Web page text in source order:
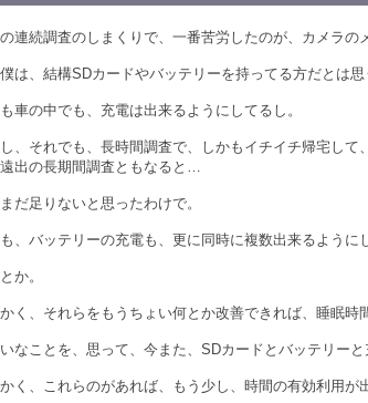
連続調査のしまくりで、一番苦労したのが、カメラの
は、結構SDカードやバッテリーを持ってる方だとは思
車の中でも、充電は出来るようにしてるし。
、それでも、長時間調査で、しかもイチイチ帰宅し
出の長期間調査ともなると…
だ足りないと思ったわけで。
、バッテリーの充電も、更に同時に複数出来るように
か。
く、それらをもうちょい何とか改善できれば、睡眠時
なことを、思って、今また、SDカードとバッテリー
く、これらのがあれば、もう少し、時間の有効利用が